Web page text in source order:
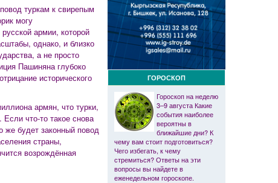
туркам к свирепым
могу
армии, которой
однако, и близко
а не просто
Пашиняна глубоко
исторического
армян, что турки,
что-то такое снова
же будет законный повод
страны,
возрождённая
ГОРОСКОП
Гороскоп на неделю
3–9 августа Какие
события наиболее
вероятны в
ближайшие дни? К
чему вам стоит подготовиться?
Чего избегать, к чему
стремиться? Ответы на эти
вопросы вы найдете в
еженедельном гороскопе.